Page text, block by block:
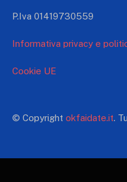
P.Iva 01419730559
Informativa privacy e
Cookie UE
© Copyright okfaidate.it.